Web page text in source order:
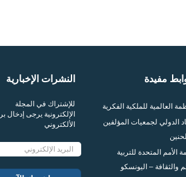
مفيدة
العالمية للملكية الفكرية
الدولي لجمعيات المؤلفين
الأمم المتحدة للتربية
والثقافة – اليونسكو
النشرات الإخبارية
للإشتراك في المجلة
الإلكترونية يرجى إدخال
الألكتروني